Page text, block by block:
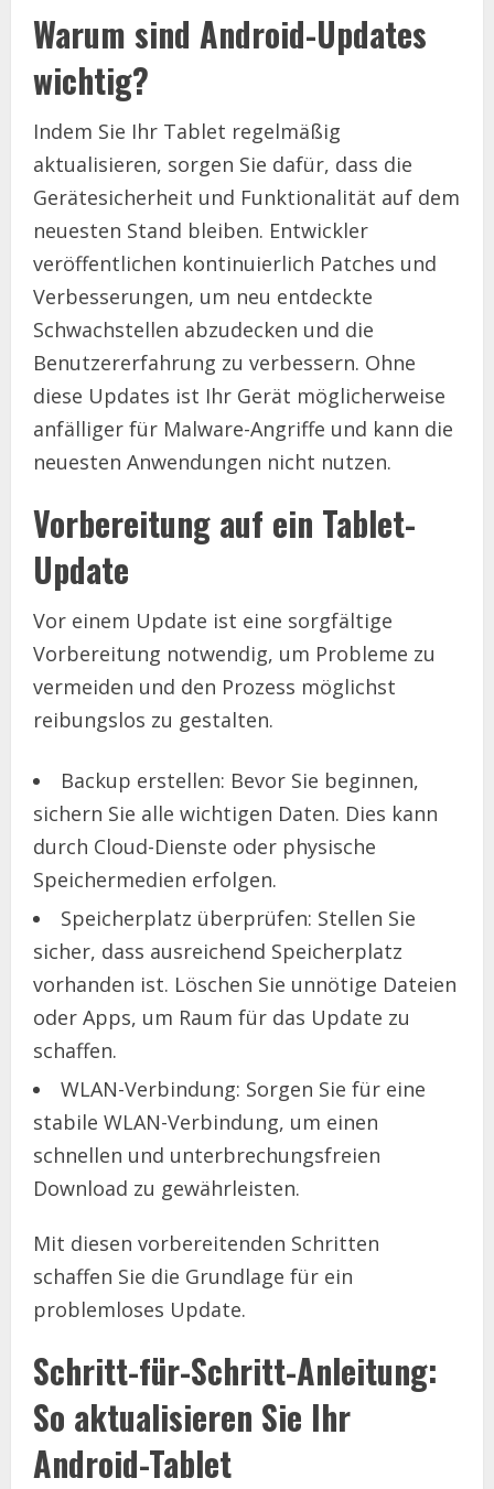
Warum sind Android-Updates
wichtig?
Indem Sie Ihr Tablet regelmäßig
aktualisieren, sorgen Sie dafür, dass die
Gerätesicherheit und Funktionalität auf dem
neuesten Stand bleiben. Entwickler
veröffentlichen kontinuierlich Patches und
Verbesserungen, um neu entdeckte
Schwachstellen abzudecken und die
Benutzererfahrung zu verbessern. Ohne
diese Updates ist Ihr Gerät möglicherweise
anfälliger für Malware-Angriffe und kann die
neuesten Anwendungen nicht nutzen.
Vorbereitung auf ein Tablet-
Update
Vor einem Update ist eine sorgfältige
Vorbereitung notwendig, um Probleme zu
vermeiden und den Prozess möglichst
reibungslos zu gestalten.
Backup erstellen: Bevor Sie beginnen,
sichern Sie alle wichtigen Daten. Dies kann
durch Cloud-Dienste oder physische
Speichermedien erfolgen.
Speicherplatz überprüfen: Stellen Sie
sicher, dass ausreichend Speicherplatz
vorhanden ist. Löschen Sie unnötige Dateien
oder Apps, um Raum für das Update zu
schaffen.
WLAN-Verbindung: Sorgen Sie für eine
stabile WLAN-Verbindung, um einen
schnellen und unterbrechungsfreien
Download zu gewährleisten.
Mit diesen vorbereitenden Schritten
schaffen Sie die Grundlage für ein
problemloses Update.
Schritt-für-Schritt-Anleitung:
So aktualisieren Sie Ihr
Android-Tablet